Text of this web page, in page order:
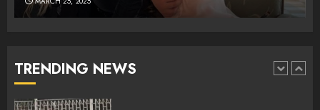
TRENDING NEWS
1
Punonjësja e UKT akuzon
pasuri të pajustifikuar